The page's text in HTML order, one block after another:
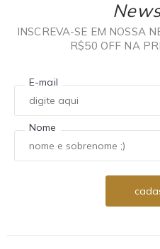
INSCREVA-SE EM NOSSA
R$50 OFF NA
E-mail
Nome